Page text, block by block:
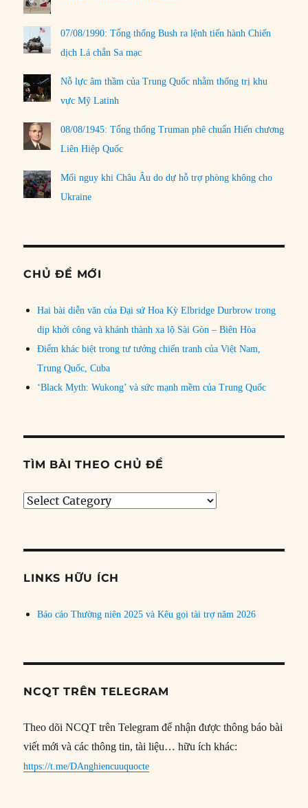
07/08/1990: Tổng thống Bush ra lệnh tiến hành Chiến
dịch Lá chắn Sa mạc
Nỗ lực âm thầm của Trung Quốc nhằm thống trị khu
vực Mỹ Latinh
08/08/1945: Tổng thống Truman phê chuẩn Hiến chương
Liên Hiệp Quốc
Mối nguy khi Châu Âu do dự hỗ trợ phòng không cho
Ukraine
CHỦ ĐỀ MỚI
Hai bài diễn văn của Đại sứ Hoa Kỳ Elbridge Durbrow trong
dịp khởi công và khánh thành xa lộ Sài Gòn – Biên Hòa
Điểm khác biệt trong tư tưởng chiến tranh của Việt Nam,
Trung Quốc, Cuba
‘Black Myth: Wukong’ và sức mạnh mềm của Trung Quốc
TÌM BÀI THEO CHỦ ĐỀ
Tìm
đề
LINKS HỮU ÍCH
Báo cáo Thường niên 2025 và Kêu gọi tài trợ năm 2026
NCQT TRÊN TELEGRAM
Theo dõi NCQT trên Telegram để nhận được thông báo bài
viết mới và các thông tin, tài liệu… hữu ích khác:
https://t.me/DAnghiencuuquocte